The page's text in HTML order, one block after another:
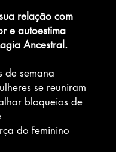
relação com
e autoestima
Ancestral.
de semana
se reuniram
bloqueios de
do feminino